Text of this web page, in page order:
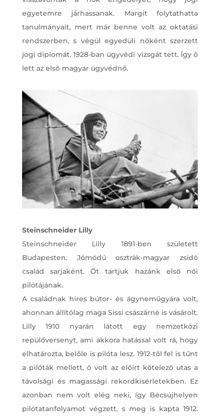
egyetemre járhassanak. Margit folytathatta
tanulmányait, mert már benne volt az oktatási
rendszerben, s végül egyedüli nőként szerzett
jogi diplomát. 1928-ban ügyvédi vizsgát tett. Így ő
lett az első magyar ügyvédnő.
Steinschneider Lilly
Steinschneider Lilly 1891-ben született
Budapesten. Jómódú osztrák-magyar zsidó
család sarjaként. Őt tartjuk hazánk első női
pilótájának.
A családnak híres bútor- és ágyneműgyára volt,
ahonnan állítólag maga Sissi császárné is vásárolt.
Lilly 1910 nyarán látott egy nemzetközi
repülőversenyt, ami akkora hatással volt rá, hogy
elhatározta, belőle is pilóta lesz. 1912-től fel is tűnt
a pilóták mellett, ő volt az előírt kötelező utas a
távolsági és magassági rekordkísérletekben. Ez
azonban nem volt elég neki, így Bécsújhelyen
pilótatanfolyamot végzett, s meg is kapta 1912.